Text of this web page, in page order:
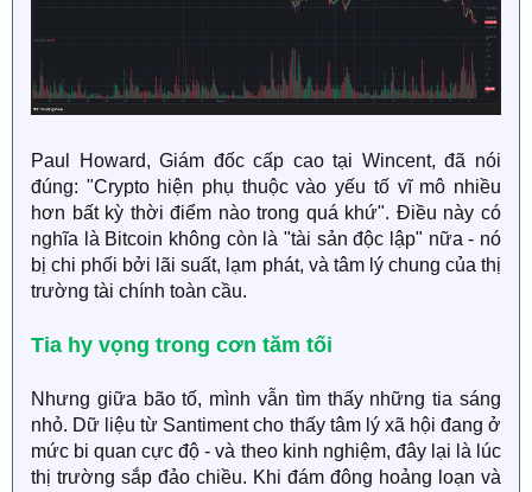
Paul Howard, Giám đốc cấp cao tại Wincent, đã nói
đúng: "Crypto hiện phụ thuộc vào yếu tố vĩ mô nhiều
hơn bất kỳ thời điểm nào trong quá khứ". Điều này có
nghĩa là Bitcoin không còn là "tài sản độc lập" nữa - nó
bị chi phối bởi lãi suất, lạm phát, và tâm lý chung của thị
trường tài chính toàn cầu.
Tia hy vọng trong cơn tăm tối​
Nhưng giữa bão tố, mình vẫn tìm thấy những tia sáng
nhỏ. Dữ liệu từ Santiment cho thấy tâm lý xã hội đang ở
mức bi quan cực độ - và theo kinh nghiệm, đây lại là lúc
thị trường sắp đảo chiều. Khi đám đông hoảng loạn và